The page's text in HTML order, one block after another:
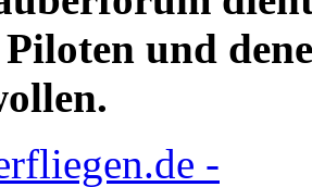
Piloten und